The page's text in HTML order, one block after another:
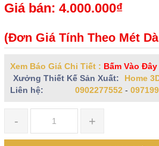
Giá bán: 4.000.000₫
(Đơn Giá Tính Theo Mét
Xem Báo Giá Chi Tiết : Bấm Vào Đây
Xưởng Thiết Kế Sản Xuất:
Home
Liên hệ:
0902277552 -
- +